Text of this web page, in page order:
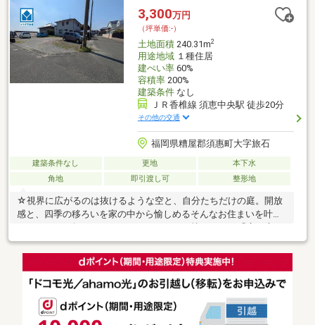
歩約12分・24時間スーパー 車で約5分！・コンビニ 徒歩10分・
大型商業施設 車で約9分！急なお買い物や夜間のお買い物にも便
利な距離です♪◆◇◆◇◆◇◆◇◆◇◆◇◆◇◆◇◆◇
3,300万円
（坪単価:-）
土地面積240.31m2
用途地域１種住居
建ぺい率60%
容積率200%
建築条件なし
ＪＲ香椎線 須恵中央駅 徒歩20分
その他の交通
福岡県糟屋郡須惠町大字旅石
建築条件なし 更地
本下水
角地
即引渡し可 整形地
☆視界に広がるのは抜けるような空と、自分たちだけの庭。開放
感と、四季の移ろいを家の中から愉しめるそんなお住まいを叶え
も「ゆったりした駐車スペース」も諦めない。角地の開放感を活
かし、全方位から光と風が通り抜ける住まい。週末のBBQや家庭
菜園が楽しめる敷地の広さが確保できます。☆年間1600件の相談
実績☆頭金0円可能！月々の返済がご不安な方！お客様に合った
ランの作成もしています！ぜひ一度ご相談下さい＾＾